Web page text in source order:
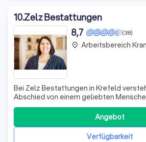
10.Zelz Bestattungen
(38)
8,7
Bei Zelz Bestattungen in Krefeld
Abschied von einem geliebten
schwersten Zeiten im Leben darstellt.
eine umfassende Unterstützung und
Beratung, um diesen Weg so würdevoll
wie möglich zu gestalten. Unser
Verfügbarkeit
Angebot
place